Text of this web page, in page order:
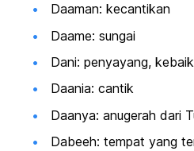
Daaman: kecantikan
Daame: sungai
Dani: penyayang,
Daania: cantik
Daanya: anugerah dari
Dabeeh: tempat yang